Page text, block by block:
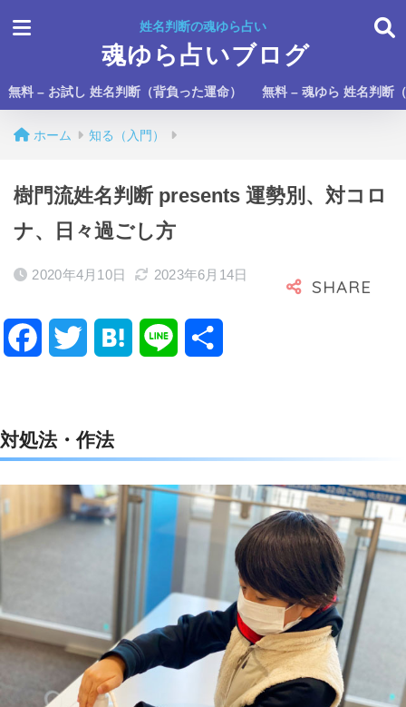
姓名判断の魂ゆら占い
魂ゆら占いブログ
無料 – お試し 姓名判断（背負った運命） 無料 – 魂ゆら 姓名判断
ホーム 知る（入門）
樹門流姓名判断 presents 運勢別、対コロ
ナ、日々過ごし方
2020年4月10日 2023年6月14日
e
b
o
t
t
e
n
対処法・作法